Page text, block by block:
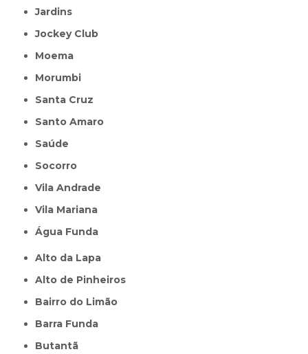
Jardins
Jockey Club
Moema
Morumbi
Santa Cruz
Santo Amaro
Saúde
Socorro
Vila Andrade
Vila Mariana
Água Funda
Alto da Lapa
Alto de Pinheiros
Bairro do Limão
Barra Funda
Butantã